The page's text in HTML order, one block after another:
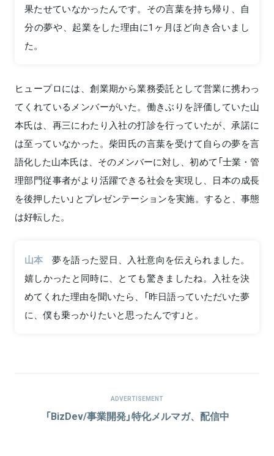
果たせていなかったんです。その言葉を持ち帰り、自
分の夢や、起業をした理由に1ヶ月ほど向き合いまし
た。
ヒュープロには、創業期から業務委託として営業に携わっ
てくれているメンバーがいた。働きぶりを評価していた山
本氏は、再三にわたり入社の打診を行っていたが、承諾に
は至っていなかった。柴田氏の言葉を受けて自らの夢を言
語化した山本氏は、そのメンバーに対し、初めて「士業・管
理部門従事者がより活躍できる社会を実現し、日本の成長
を後押したい」とプレゼンテーションを実施。すると、事態
は好転した。
山本
夢を語った翌日、入社意向を伝えられました。
嬉しかったと同時に、とても驚きましたね。入社を決
めてくれた理由を聞いたら、「昨日語っていただいた夢
に、僕も乗っかりたいと思ったんです」と。
ADVERTISEMENT
「BizDev/事業開発」特化メルマガ、配信中